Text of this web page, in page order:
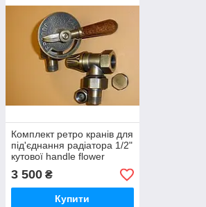
Комплект ретро кранів для
під'єднання радіатора 1/2"
кутової handle flower
bronze Carlo Poletti
3 500 ₴
Купити